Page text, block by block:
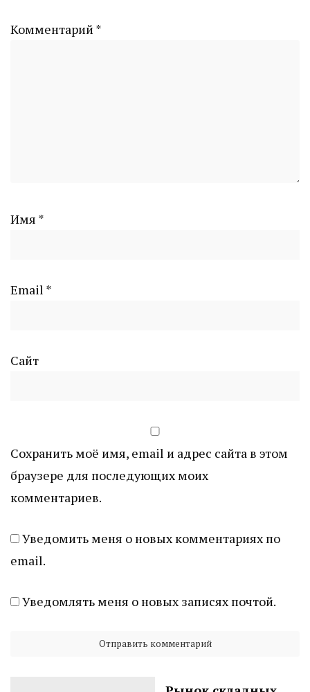
Комментарий *
Имя *
Email *
Сайт
Сохранить моё имя, email и адрес сайта в этом
браузере для последующих моих
комментариев.
Уведомить меня о новых комментариях по
email.
Уведомлять меня о новых записях почтой.